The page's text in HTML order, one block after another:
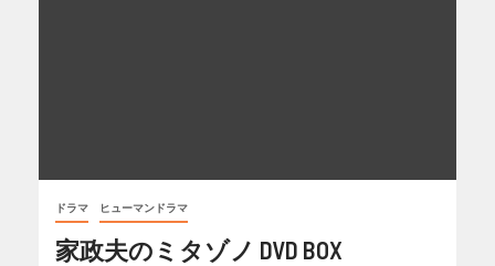
ドラマ ヒューマンドラマ
家政夫のミタゾノ DVD BOX